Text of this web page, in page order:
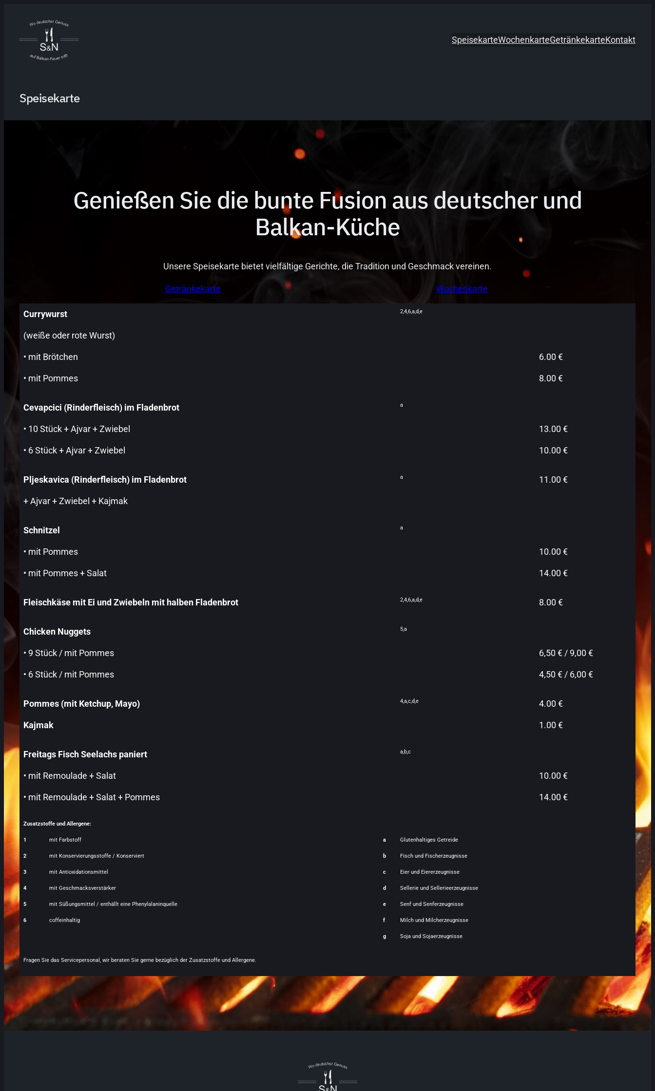
springen
SpeisekarteWochenkarteGetränkekarteKontakt
Speisekarte
Genießen Sie die bunte Fusion aus deutscher und
Balkan-Küche
Unsere Speisekarte bietet vielfältige Gerichte, die Tradition und Geschmack vereinen.
Getränkekarte Wochenkarte
Currywurst 2,4,6,a,d,e
(weiße oder rote Wurst)
• mit Brötchen 6.00 €
• mit Pommes 8.00 €
Cevapcici (Rinderfleisch) im Fladenbrot a
• 10 Stück + Ajvar + Zwiebel 13.00 €
• 6 Stück + Ajvar + Zwiebel 10.00 €
Pljeskavica (Rinderfleisch) im Fladenbrot a 11.00 €
+ Ajvar + Zwiebel + Kajmak
Schnitzel a
• mit Pommes 10.00 €
• mit Pommes + Salat 14.00 €
Fleischkäse mit Ei und Zwiebeln mit halben Fladenbrot 2,4,6,a,d,e 8.00 €
Chicken Nuggets 5,a
• 9 Stück / mit Pommes 6,50 € / 9,00 €
• 6 Stück / mit Pommes 4,50 € / 6,00 €
Pommes (mit Ketchup, Mayo) 4,a,c,d,e 4.00 €
Kajmak 1.00 €
Freitags Fisch Seelachs paniert a,b,c
• mit Remoulade + Salat 10.00 €
• mit Remoulade + Salat + Pommes 14.00 €
Zusatzstoffe und Allergene:
1 mit Farbstoff a Glutenhaltiges Getreide
2 mit Konservierungsstoffe / Konserviert b Fisch und Fischerzeugnisse
3 mit Antioxidationsmittel c Eier und Eiererzeugnisse
4 mit Geschmacksverstärker d Sellerie und Sellerieerzeugnisse
5 mit Süßungsmittel / enthällt eine Phenylalaninquelle e Senf und Senferzeugnisse
6 coffeinhaltig f Milch und Milcherzeugnisse
g Soja und Sojaerzeugnisse
Fragen Sie das Servicepersonal, wir beraten Sie gerne bezüglich der Zusatzstoffe und Allergene.